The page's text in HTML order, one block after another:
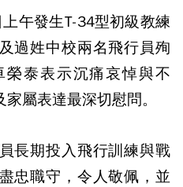
午發生T-34型初級教練
過姓中校兩名飛行員殉
泰表示沉痛哀悼與不
屬表達最深切慰問。
長期投入飛行訓練與戰
忠職守，令人敬佩，並